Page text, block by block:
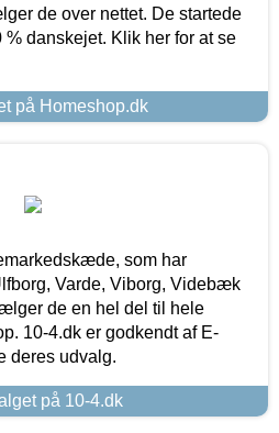
de over nettet. De startede
danskejet. Klik her for at se
på Homeshop.dk
som har
Varde, Viborg, Videbæk
de en hel del til hele
10-4.dk er godkendt af E-
deres udvalg.
på 10-4.dk